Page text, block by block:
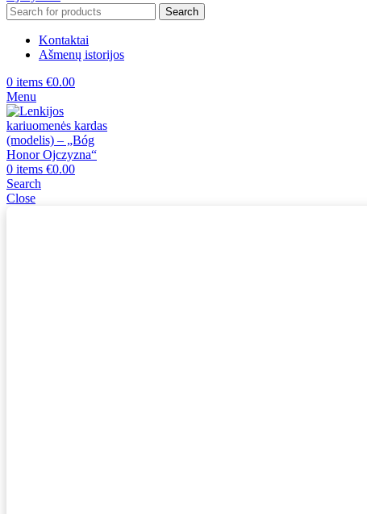
Search
Kontaktai
Ašmenų istorijos
0 items €0.00
Menu
0 items €0.00
Search
Close